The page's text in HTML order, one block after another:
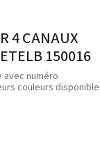
4 CANAUX
150016
avec numéro
couleurs